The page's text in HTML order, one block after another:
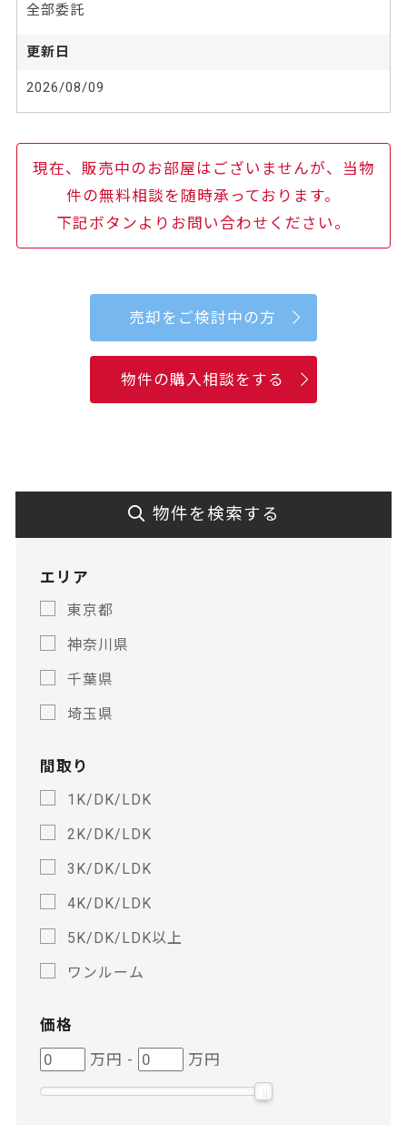
全部委託
更新日
2026/08/09
現在、販売中のお部屋はございませんが、当物
件の無料相談を随時承っております。
下記ボタンよりお問い合わせください。
売却をご検討中の方
物件の購入相談をする
物件を検索する
エリア
東京都
神奈川県
千葉県
埼玉県
間取り
1K/DK/LDK
2K/DK/LDK
3K/DK/LDK
4K/DK/LDK
5K/DK/LDK以上
ワンルーム
価格
価
格
万円 - 価
格
万円